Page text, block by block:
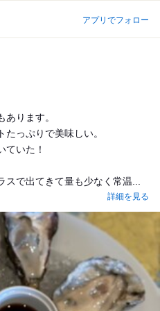
アプリでフォロー
ります。
っぷりで美味しい。
ていた！
で出てきて量も少なく常温...
詳細を見る